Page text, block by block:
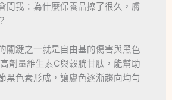
問我：為什麼保養品擦了很久，膚
關鍵之一就是自由基的傷害與黑色
劑量維生素C與穀胱甘肽，能幫助
黑色素形成，讓膚色逐漸趨向均勻